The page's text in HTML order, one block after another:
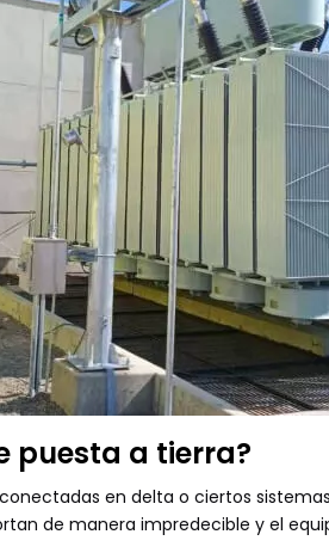
puesta a tierra?
en delta o ciertos
de manera impredecible y el